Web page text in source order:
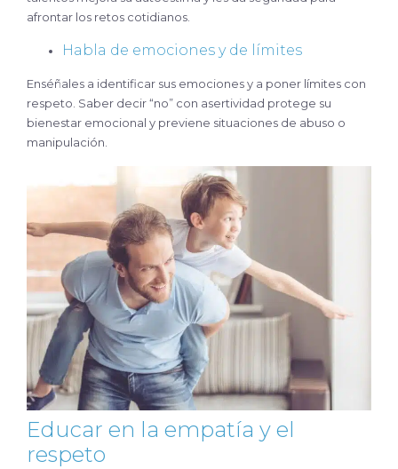
afrontar los retos cotidianos.
Habla de emociones y de límites
Enséñales a identificar sus emociones y a poner límites con
respeto. Saber decir “no” con asertividad protege su
bienestar emocional y previene situaciones de abuso o
manipulación.
Educar en la empatía y el
respeto